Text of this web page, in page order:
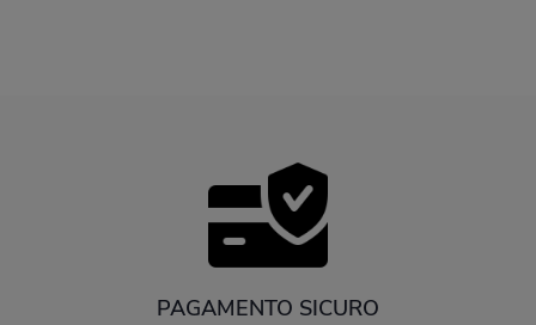
PAGAMENTO SICURO